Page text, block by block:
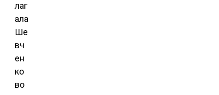
лаг
ала
Ше
вч
ен
ко
во